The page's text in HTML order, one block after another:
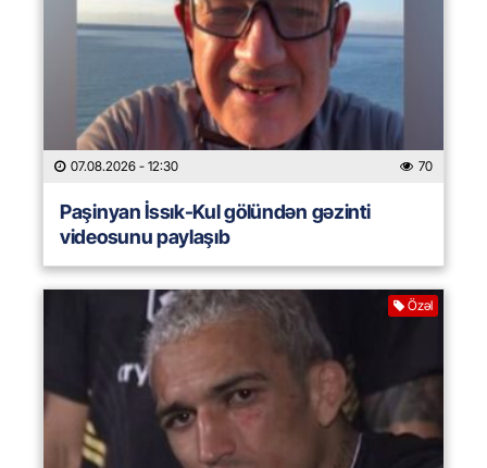
07.08.2026 - 12:30 70
Paşinyan İssık-Kul gölündən gəzinti
videosunu paylaşıb
Özəl